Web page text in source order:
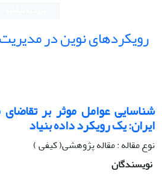
رویکردهای نوین در مدیریت
شناسایی عوامل موثر بر
ایران: یک رویکرد داده بنیاد
نوع مقاله : مقاله پژوهشی( کیفی )
نویسندگان